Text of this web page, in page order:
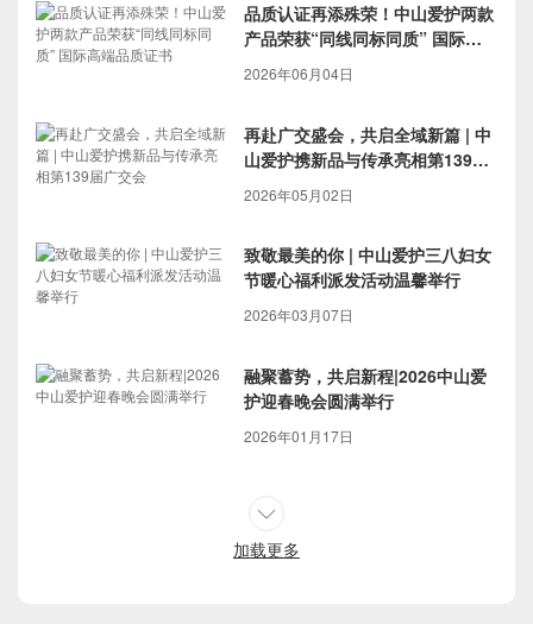
品质认证再添殊荣！中山爱护两款
产品荣获“同线同标同质” 国际高
端品质证书
2026年06月04日
再赴广交盛会，共启全域新篇 | 中
山爱护携新品与传承亮相第139届
广交会
2026年05月02日
致敬最美的你 | 中山爱护三八妇女
节暖心福利派发活动温馨举行
2026年03月07日
融聚蓄势，共启新程|2026中山爱
护迎春晚会圆满举行
2026年01月17日
加载更多